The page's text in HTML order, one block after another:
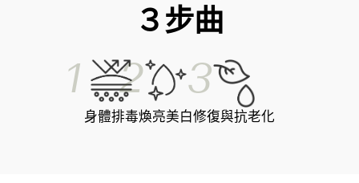
３步曲
1
身體排毒
2
煥亮美白
3
修復與抗老化